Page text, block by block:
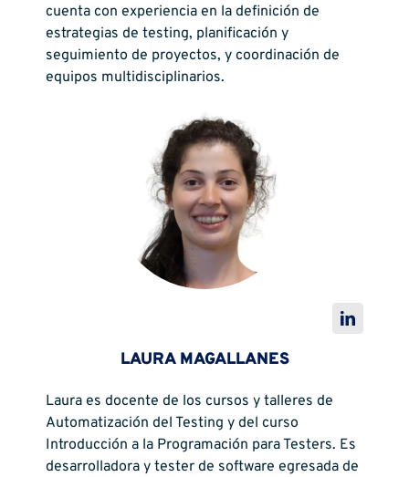
cuenta con experiencia en la definición de
estrategias de testing, planificación y
seguimiento de proyectos, y coordinación de
equipos multidisciplinarios.
LAURA MAGALLANES
Laura es docente de los cursos y talleres de
Automatización del Testing y del curso
Introducción a la Programación para Testers. Es
desarrolladora y tester de software egresada de